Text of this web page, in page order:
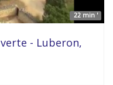
22 min '
- Luberon,